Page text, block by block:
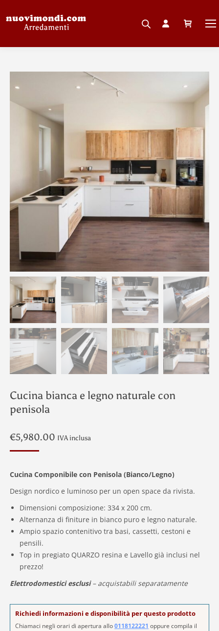
Cucina bianca e legno naturale con
penisola
€5,980.00 IVA inclusa
Cucina Componibile con Penisola (Bianco/Legno)
Design nordico e luminoso per un open space da rivista.
Dimensioni composizione: 334 x 200 cm.
Alternanza di finiture in bianco puro e legno naturale.
Ampio spazio contenitivo tra basi, cassetti, cestoni e
pensili.
Top in pregiato QUARZO resina e Lavello già inclusi nel
prezzo!
Elettrodomestici esclusi– acquistabili separatamente
Richiedi informazioni e disponibilità per questo prodotto
Chiamaci negli orari di apertura allo0118122221 oppure compila il